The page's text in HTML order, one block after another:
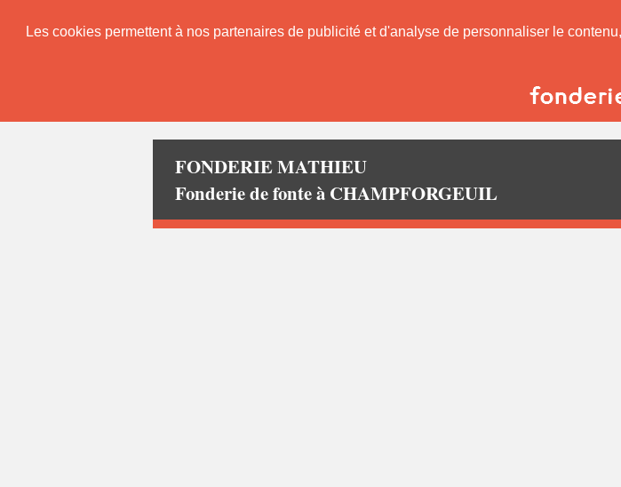
Les cookies permettent à nos partenaires de publicité et d'analyse de personnaliser le
FONDERIE MATHIEU
Fonderie de fonte à CHAMPFORGEUIL